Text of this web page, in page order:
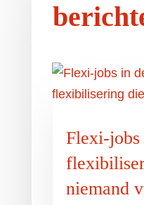
Flexi-jobs
niemand